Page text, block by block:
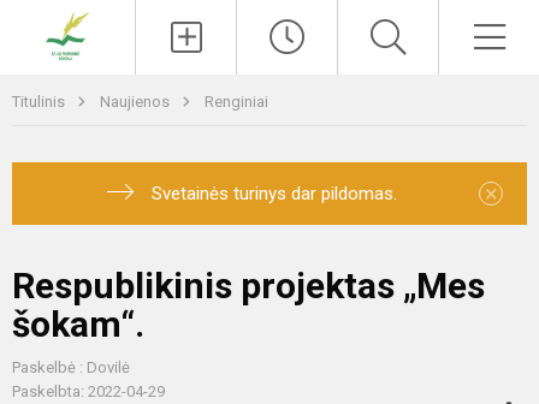
Titulinis Naujienos Renginiai
Svetainės turinys dar pildomas. ×
Respublikinis projektas „Mes
šokam“.
Paskelbė : Dovilė
Paskelbta: 2022-04-29